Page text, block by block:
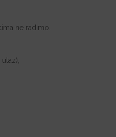
ne radimo.